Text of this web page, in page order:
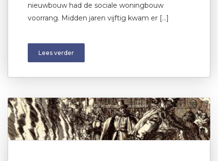
nieuwbouw had de sociale woningbouw
voorrang. Midden jaren vijftig kwam er […]
Lees verder